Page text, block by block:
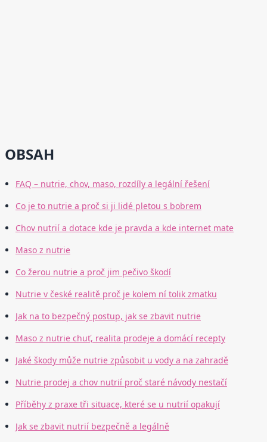
OBSAH
FAQ – nutrie, chov, maso, rozdíly a legální řešení
Co je to nutrie a proč si ji lidé pletou s bobrem
Chov nutrií a dotace kde je pravda a kde internet mate
Maso z nutrie
Co žerou nutrie a proč jim pečivo škodí
Nutrie v české realitě proč je kolem ní tolik zmatku
Jak na to bezpečný postup, jak se zbavit nutrie
Maso z nutrie chuť, realita prodeje a domácí recepty
Jaké škody může nutrie způsobit u vody a na zahradě
Nutrie prodej a chov nutrií proč staré návody nestačí
Příběhy z praxe tři situace, které se u nutrií opakují
Jak se zbavit nutrií bezpečně a legálně